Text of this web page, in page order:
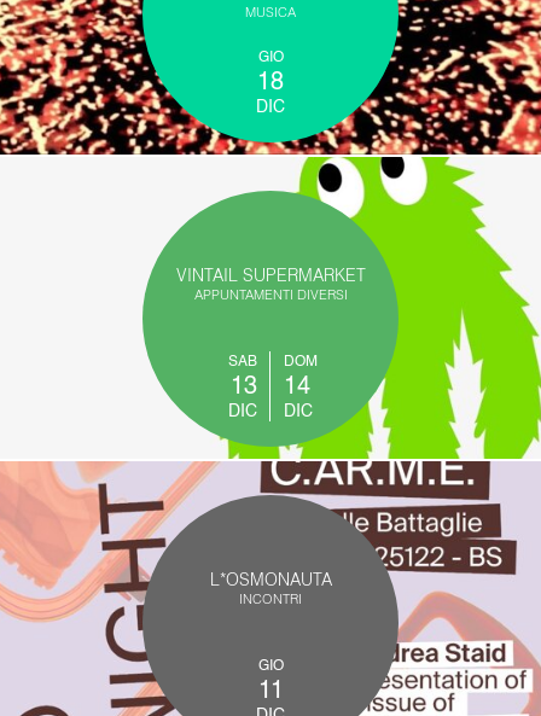
MUSICA
GIO
18
DIC
VINTAIL SUPERMARKET
APPUNTAMENTI DIVERSI
SAB
13
DIC
DOM
14
DIC
L*OSMONAUTA
INCONTRI
GIO
11